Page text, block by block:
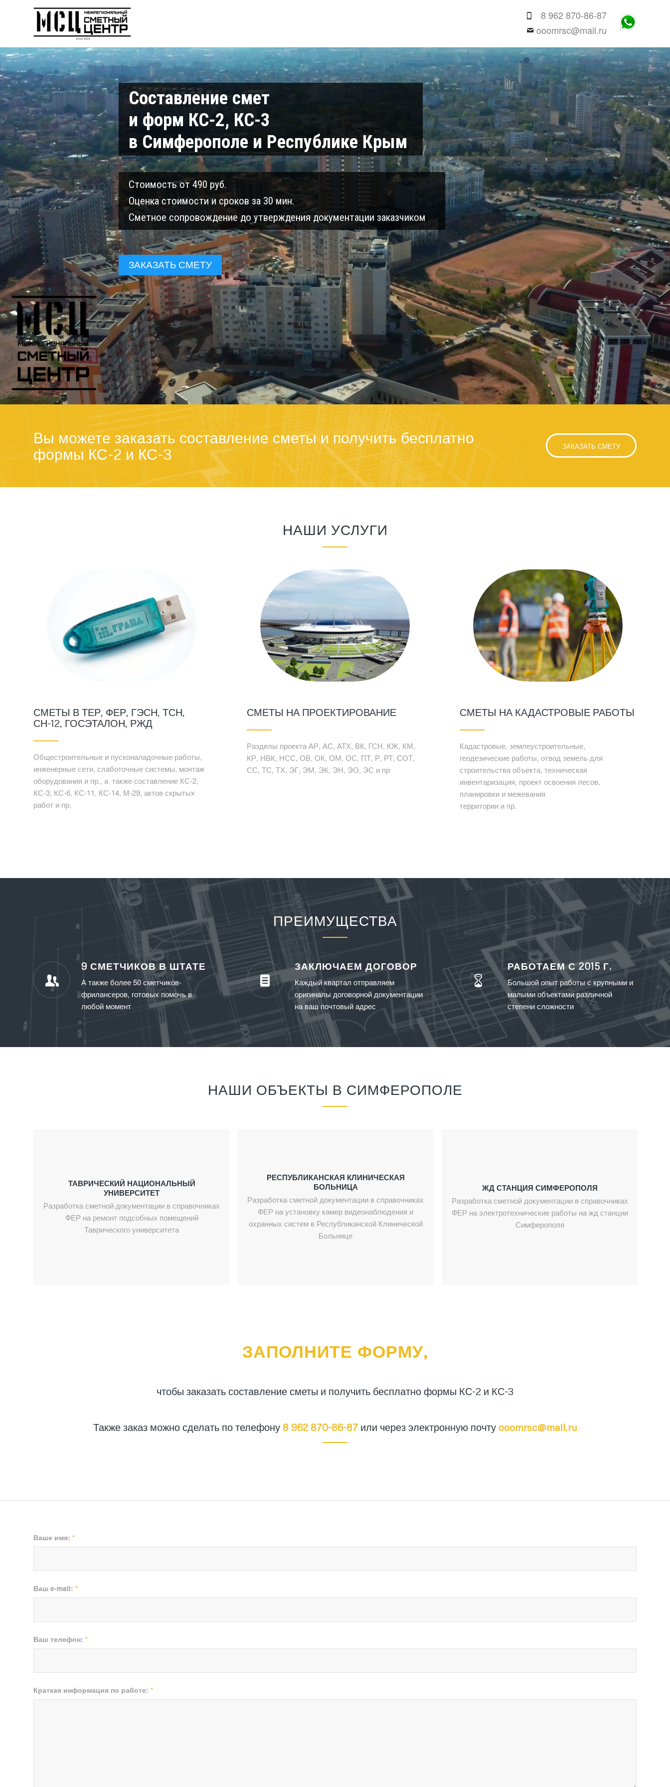
8 962 870-86-87
ooomrsc@mail.ru
Cтоимость от 490 руб.
Оценка стоимости и сроков за 30 мин.
Сметное сопровождение до утверждения документации заказчиком
Составление смет
и форм КС-2, КС-3
в Симферополе и Республике Крым
ЗАКАЗАТЬ СМЕТУ
Вы можете заказать составление сметы и получить бесплатно
формы КС-2 и КС-3
ЗАКАЗАТЬ СМЕТУ
НАШИ УСЛУГИ
СМЕТЫ В ТЕР, ФЕР, ГЭСН, ТСН,
СН-12, ГОСЭТАЛОН, РЖД
Общестроительные и пусконаладочные работы,
инженерные сети, слаботочные системы, монтаж
оборудования и пр., а также составление КС-2,
КС-3, КС-6, КС-11, КС-14, М-29, актов скрытых
работ и пр.
СМЕТЫ НА ПРОЕКТИРОВАНИЕ
Разделы проекта АР, АС, АТХ, ВК, ГСН, КЖ, КМ,
КР, НВК, НСС, ОВ, ОК, ОМ, ОС, ПТ, Р, РТ, СОТ,
СС, ТС, ТХ, ЭГ, ЭМ, ЭК, ЭН, ЭО, ЭС и пр
СМЕТЫ НА КАДАСТРОВЫЕ РАБОТЫ
Кадастровые, землеустроительные,
геодезические работы, отвод земель для
строительства объекта, техническая
инвентаризация, проект освоения лесов,
планировки и межевания
территории и пр.
ПРЕИМУЩЕСТВА
9 СМЕТЧИКОВ В ШТАТЕ
А также более 50 сметчиков-
фрилансеров, готовых помочь в
любой момент
ЗАКЛЮЧАЕМ ДОГОВОР
Каждый квартал отправляем
оригиналы договорной документации
на ваш почтовый адрес
РАБОТАЕМ С 2015 Г.
Большой опыт работы с крупными и
малыми объектами различной
степени сложности
НАШИ ОБЪЕКТЫ В СИМФЕРОПОЛЕ
ТАВРИЧЕСКИЙ НАЦИОНАЛЬНЫЙ
УНИВЕРСИТЕТ
Разработка сметной документации в справочниках
ФЕР на ремонт подсобных помещений
Таврического университета
РЕСПУБЛИКАНСКАЯ КЛИНИЧЕСКАЯ
БОЛЬНИЦА
Разработка сметной документации в справочниках
ФЕР на установку камер видеонаблюдения и
охранных систем в Республиканской Клинической
Больнице
ЖД СТАНЦИЯ СИМФЕРОПОЛЯ
Разработка сметной документации в справочниках
ФЕР на электротехнические работы на жд станции
Симферополя
ЗАПОЛНИТЕ ФОРМУ,
чтобы заказать составление сметы и получить бесплатно формы КС-2 и КС-3
Также заказ можно сделать по телефону 8 962 870-86-87или через электронную почту ooomrsc@mail.ru
Ваше имя: *
Ваш e-mail: *
Ваш телефон: *
Краткая информация по работе: *